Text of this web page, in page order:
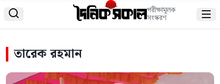
 পরীক্ষামূলক
সংস্করণ 
তারেক রহমান